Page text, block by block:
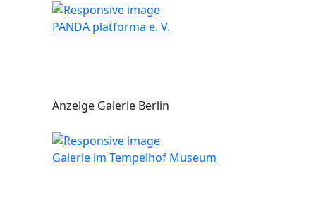
PANDA platforma e. V.
Anzeige Galerie Berlin
Galerie im Tempelhof Museum